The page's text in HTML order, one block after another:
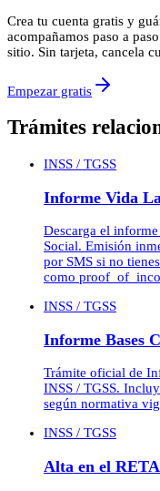
Crea tu cuenta gratis y
acompañamos paso a
sitio. Sin tarjeta, cancela
Empezar gratis
Trámites
INSS / TGSS
Informe Vida
Descarga el
Social. Emisión
por SMS si no
como
INSS / TGSS
Informe Bases
Trámite oficial de
INSS / TGSS.
según normativa
INSS / TGSS
Alta en el RETA